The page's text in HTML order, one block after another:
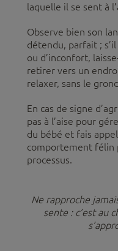
laquelle il se sent à
Observe bien son
détendu, parfait ;
ou d’inconfort,
retirer vers un
relaxer, sans le
En cas de signe
pas à l’aise pour
du bébé et fais
comportement félin
processus.
Ne rapproche
sente : c’est au